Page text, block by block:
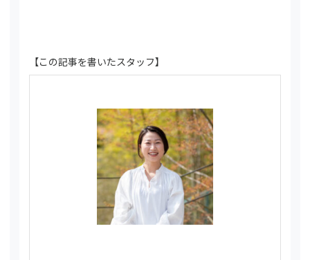
【この記事を書いたスタッフ】